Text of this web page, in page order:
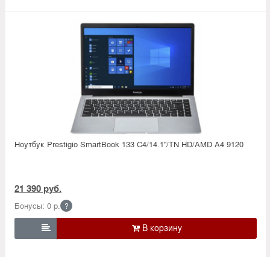
Ноутбук Prestigio SmartBook 133 C4/14.1''/TN HD/AMD A4 9120
21 390 руб.
Бонусы: 0 р. ?
